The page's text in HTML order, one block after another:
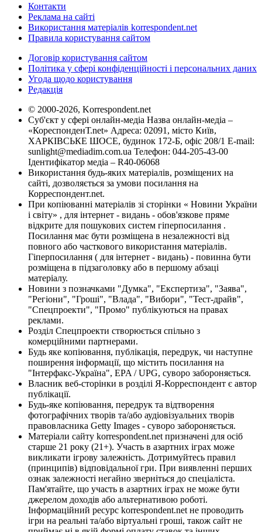
Контакти
Реклама на сайті
Використання матеріалів korrespondent.net
Правила користування сайтом
Договір користування сайтом
Політика у сфері конфіденційності і персональних даних
Угода щодо користування
Редакція
© 2000-2026, Korrespondent.net
Суб'єкт у сфері онлайн-медіа Назва онлайн-медіа –
«КореспонденТ.net» Адреса: 02091, місто Київ,
ХАРКІВСЬКЕ ШОСЕ, будинок 172-Б, офіс 208/1 E-mail:
sunlight@mediadim.com.ua Телефон: 044-205-43-00
Ідентифікатор медіа – R40-06068
Використання будь-яких матеріалів, розміщених на
сайті, дозволяється за умови посилання на
Корреспондент.net.
При копіюванні матеріалів зі сторінки « Новини України
і світу» , для інтернет - видань - обов'язкове пряме
відкрите для пошукових систем гіперпосилання .
Посилання має бути розміщена в незалежності від
повного або часткового використання матеріалів.
Гіперпосилання ( для інтернет - видань) - повинна бути
розміщена в підзаголовку або в першому абзаці
матеріалу.
Новини з позначками "Думка", "Експертиза", "Заява",
"Регіони", "Гроші", "Влада", "Вибори", "Тест-драйв",
"Спецпроекти", "Промо" публікуються на правах
реклами.
Розділ Спецпроекти створюється спільно з
комерційними партнерами.
Будь яке копіювання, публікація, передрук, чи наступне
поширення інформації, що містить посилання на
"Інтерфакс-Україна", EPA / UPG, суворо забороняється.
Власник веб-сторінки в розділі Я-Корреспондент є автор
публікації.
Будь-яке копіювання, передрук та відтворення
фотографічних творів та/або аудіовізуальних творів
правовласника Getty Images - суворо забороняється.
Матеріали сайту korrespondent.net призначені для осіб
старше 21 року (21+). Участь в азартних іграх може
викликати ігрову залежність. Дотримуйтесь правил
(принципів) відповідальної гри. При виявленні перших
ознак залежності негайно зверніться до спеціаліста.
Пам'ятайте, що участь в азартних іграх не може бути
джерелом доходів або альтернативою роботі.
Інформаційний ресурс korrespondent.net не проводить
ігри на реальні та/або віртуальні гроші, також сайт не